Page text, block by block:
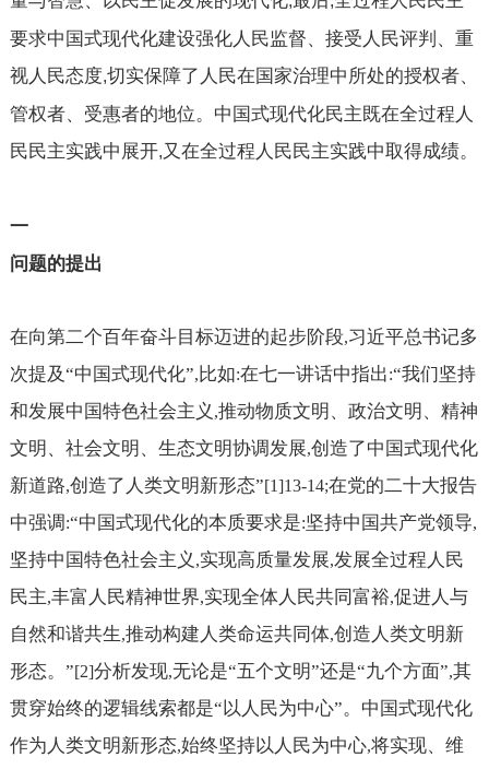
要求中国式现代化建设强化人民监督、接受人民评判、重
视人民态度,切实保障了人民在国家治理中所处的授权者、
管权者、受惠者的地位。中国式现代化民主既在全过程人
民民主实践中展开,又在全过程人民民主实践中取得成绩。
一
问题的提出
在向第二个百年奋斗目标迈进的起步阶段,习近平总书记多
次提及“中国式现代化”,比如:在七一讲话中指出:“我们坚持
和发展中国特色社会主义 ,推动物质文明、政治文明、精神
文明、社会文明、生态文明协调发展,创造了中国式现代化
新道路,创造了人类文明新形态”[1]13-14;在党的二十大报告
中强调 :“中国式现代化的本质要求是:坚持中国共产党领导,
坚持中国特色社会主义 ,实现高质量发展,发展全过程人民
民主,丰富人民精神世界,实现全体人民共同富裕,促进人与
自然和谐共生,推动构建人类命运共同体,创造人类文明新
形态。”[2]分析发现,无论是“五个文明”还是“九个方面”,其
贯穿始终的逻辑线索都是“以人民为中心”。中国式现代化
作为人类文明新形态,始终坚持以人民为中心,将实现、维